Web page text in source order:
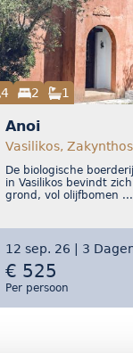
4 2 1
Anoi
Vasilikos, Zakynthos
De biologische
in Vasilikos bevindt
grond, vol olijfbomen ...
12 sep. 26 | 3
€ 525
Per persoon